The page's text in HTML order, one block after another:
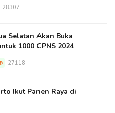
28307
Selatan Akan Buka
1000 CPNS 2024
27118
Ikut Panen Raya di